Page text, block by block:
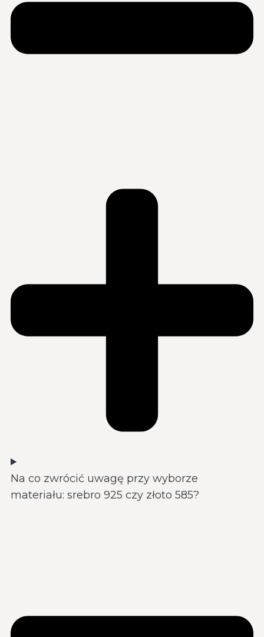
Na co zwrócić uwagę przy wyborze
materiału: srebro 925 czy złoto 585?